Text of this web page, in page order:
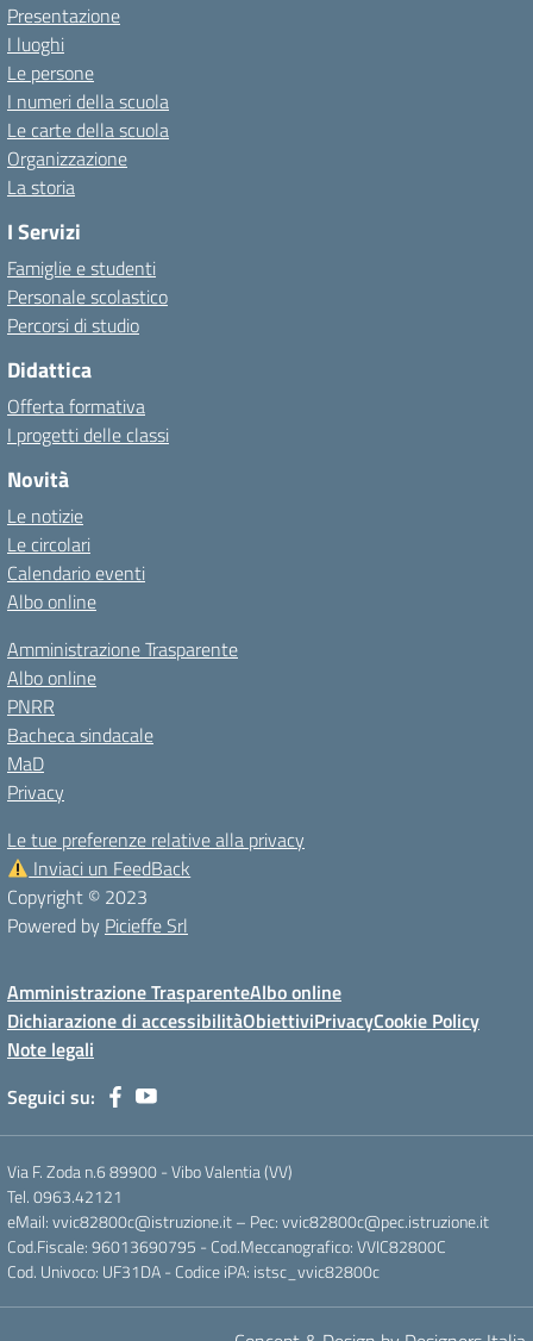
Presentazione
I luoghi
Le persone
I numeri della scuola
Le carte della scuola
Organizzazione
La storia
I Servizi
Famiglie e studenti
Personale scolastico
Percorsi di studio
Didattica
Offerta formativa
I progetti delle classi
Novità
Le notizie
Le circolari
Calendario eventi
Albo online
Amministrazione Trasparente
Albo online
PNRR
Bacheca sindacale
MaD
Privacy
Le tue preferenze relative alla privacy
Inviaci un FeedBack
Copyright © 2023
Powered by Picieffe Srl
Amministrazione TrasparenteAlbo online
Dichiarazione di accessibilitàObiettiviPrivacyCookie Policy
Note legali
Seguici su:
Via F. Zoda n.6 89900 - Vibo Valentia (VV)
Tel. 0963.42121
eMail: vvic82800c@istruzione.it – Pec: vvic82800c@pec.istruzione.it
Cod.Fiscale: 96013690795 - Cod.Meccanografico: VVIC82800C
Cod. Univoco: UF31DA - Codice iPA: istsc_vvic82800c